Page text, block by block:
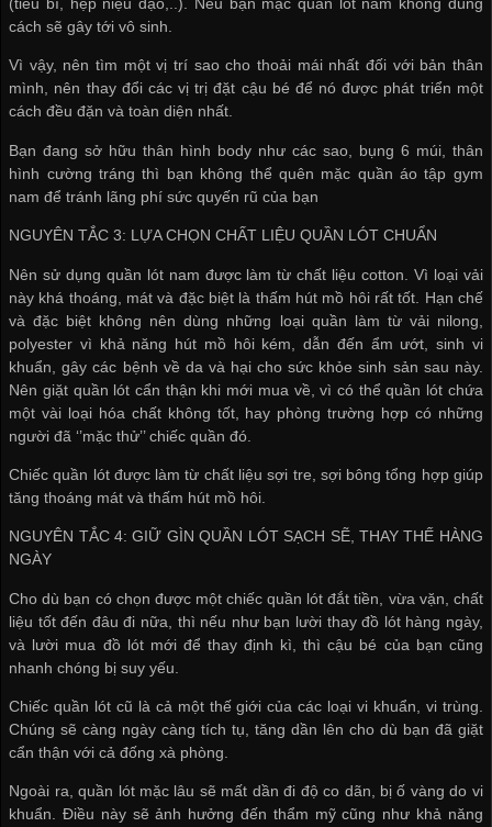
cách sẽ gây tới vô sinh.
Vì vậy, nên tìm một vị trí sao cho thoải mái nhất đối với bản thân
mình, nên thay đổi các vị trị đặt cậu bé để nó được phát triển một
cách đều đặn và toàn diện nhất.
Bạn đang sở hữu thân hình body như các sao, bụng 6 múi, thân
hình cường tráng thì bạn không thể quên mặc quần áo tập gym
nam để tránh lãng phí sức quyến rũ của bạn
NGUYÊN TẮC 3: LỰA CHỌN CHẤT LIỆU QUẦN LÓT CHUẨN
Nên sử dụng quần lót nam được làm từ chất liệu cotton. Vì loại vải
này khá thoáng, mát và đặc biệt là thấm hút mồ hôi rất tốt. Hạn chế
và đặc biệt không nên dùng những loại quần làm từ vải nilong,
polyester vì khả năng hút mồ hôi kém, dẫn đến ẩm ướt, sinh vi
khuẩn, gây các bệnh về da và hại cho sức khỏe sinh sản sau này.
Nên giặt quần lót cẩn thận khi mới mua về, vì có thể quần lót chứa
một vài loại hóa chất không tốt, hay phòng trường hợp có những
người đã ‘’mặc thử’’ chiếc quần đó.
Chiếc quần lót được làm từ chất liệu sợi tre, sợi bông tổng hợp giúp
tăng thoáng mát và thấm hút mồ hôi.
NGUYÊN TẮC 4: GIỮ GÌN QUẦN LÓT SẠCH SẼ, THAY THẾ HÀNG
NGÀY
Cho dù bạn có chọn được một chiếc quần lót đắt tiền, vừa vặn, chất
liệu tốt đến đâu đi nữa, thì nếu như bạn lười thay đồ lót hàng ngày,
và lười mua đồ lót mới để thay định kì, thì cậu bé của bạn cũng
nhanh chóng bị suy yếu.
Chiếc quần lót cũ là cả một thế giới của các loại vi khuẩn, vi trùng.
Chúng sẽ càng ngày càng tích tụ, tăng dần lên cho dù bạn đã giặt
cẩn thận với cả đống xà phòng.
Ngoài ra, quần lót mặc lâu sẽ mất dần đi độ co dãn, bị ố vàng do vi
khuẩn. Điều này sẽ ảnh hưởng đến thẩm mỹ cũng như khả năng